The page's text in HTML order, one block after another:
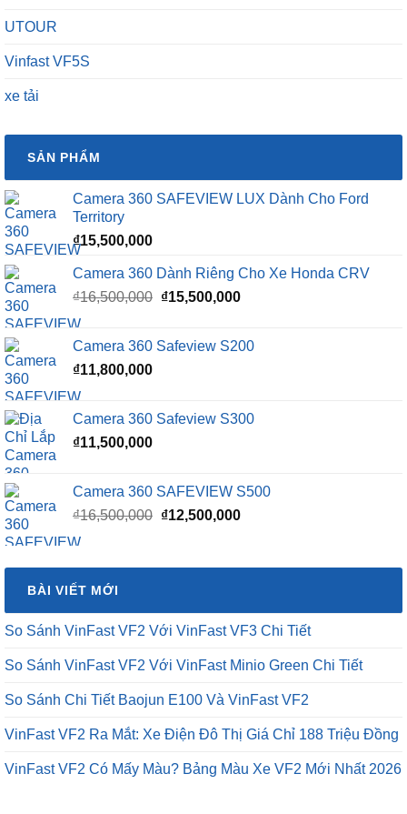
UTOUR
Vinfast VF5S
xe tải
SẢN PHẨM
Camera 360 SAFEVIEW LUX Dành Cho Ford
Territory
₫15,500,000
Camera 360 Dành Riêng Cho Xe Honda CRV
₫16,500,000 Giá
₫16,500,000.
₫15,500,000Giá
là:
Camera 360 Safeview S200
₫11,800,000
Camera 360 Safeview S300
₫11,500,000
Camera 360 SAFEVIEW S500
₫16,500,000 Giá
₫16,500,000.
₫12,500,000Giá
là:
BÀI VIẾT MỚI
So Sánh VinFast VF2 Với VinFast VF3 Chi Tiết
So Sánh VinFast VF2 Với VinFast Minio Green Chi Tiết
So Sánh Chi Tiết Baojun E100 Và VinFast VF2
VinFast VF2 Ra Mắt: Xe Điện Đô Thị Giá Chỉ 188 Triệu Đồng
VinFast VF2 Có Mấy Màu? Bảng Màu Xe VF2 Mới Nhất 2026